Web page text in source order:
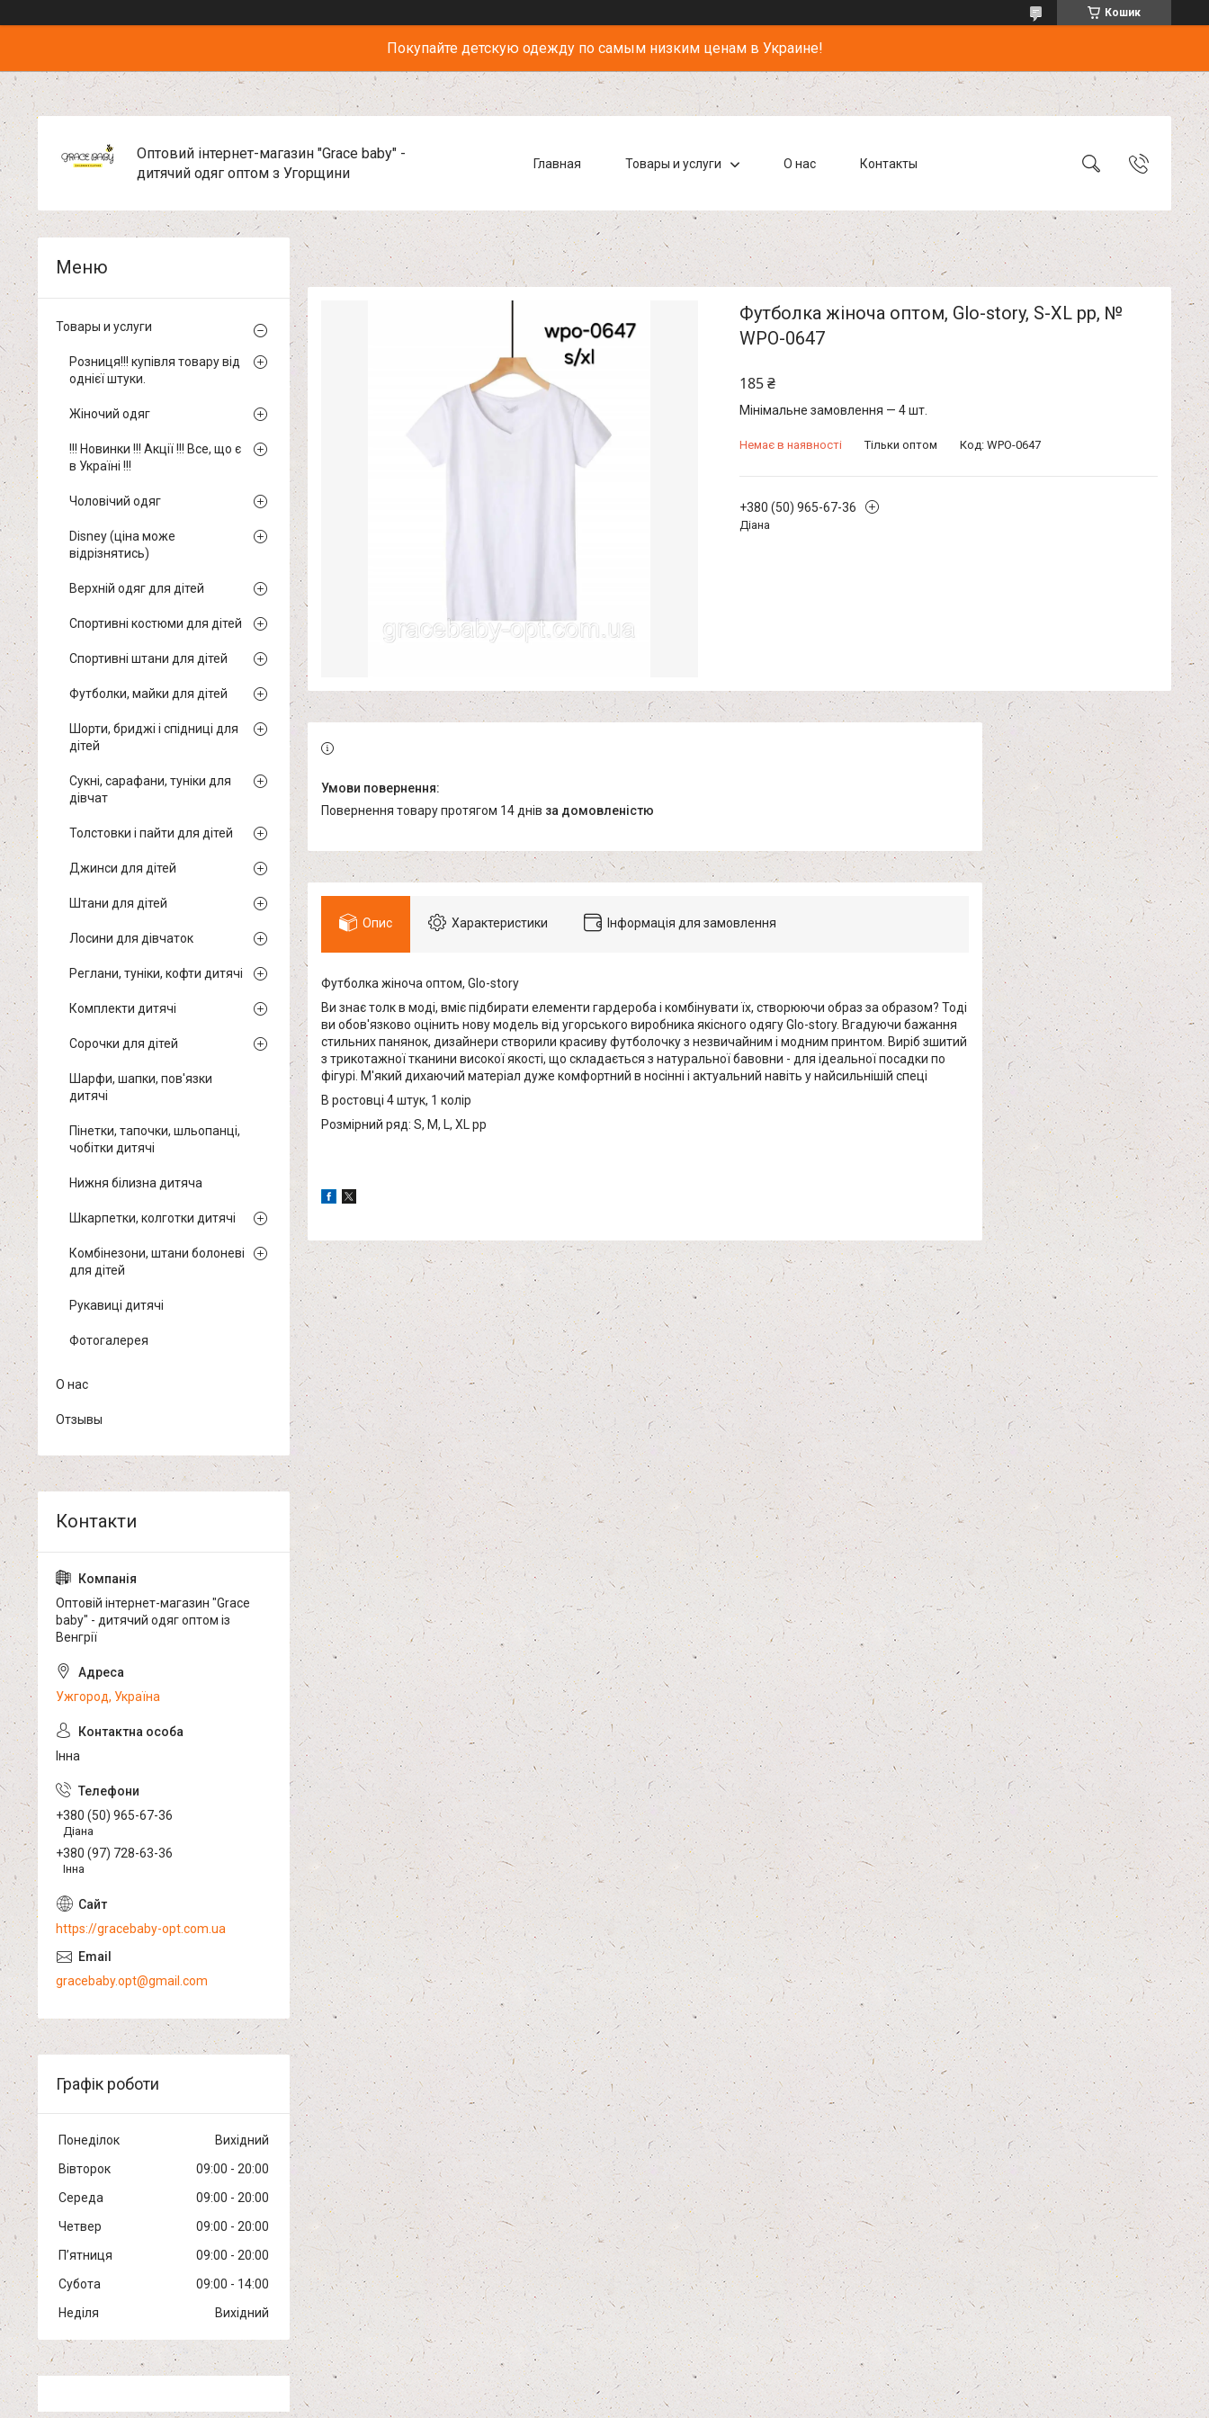
Кошик
Покупайте детскую одежду по самым низким ценам в Украине!
Оптовий інтернет-магазин "Grace baby" -
дитячий одяг оптом з Угорщини
Главная Товары и услуги О нас Контакты
Футболка жіноча оптом, Glo-story, S-XL pp, №
WPO-0647
185 ₴
Мінімальне замовлення — 4 шт.
Немає в наявності Тільки оптом Код: WPO-0647
+380 (50) 965-67-36
Діана
повернення товару протягом 14 днів за домовленістю
Опис Характеристики Інформація для замовлення
Футболка жіноча оптом, Glo-story
Ви знає толк в моді, вміє підбирати елементи гардероба і комбінувати їх, створюючи образ за образом? Тоді
ви обов'язково оцінить нову модель від угорського виробника якісного одягу Glo-story. Вгадуючи бажання
стильних панянок, дизайнери створили красиву футболочку з незвичайним і модним принтом. Виріб зшитий
з трикотажної тканини високої якості, що складається з натуральної бавовни - для ідеальної посадки по
фігурі. М'який дихаючий матеріал дуже комфортний в носінні і актуальний навіть у найсильнішій спеці
В ростовці 4 штук, 1 колір
Розмірний ряд: S, M, L, XL pp
Товары и услуги
Розниця!!! купівля товару від
однієї штуки.
Жіночий одяг
!!! Новинки !!! Акції !!! Все, що є
в Україні !!!
Чоловічий одяг
Disney (ціна може
відрізнятись)
Верхній одяг для дітей
Спортивні костюми для дітей
Спортивні штани для дітей
Футболки, майки для дітей
Шорти, бриджі і спідниці для
дітей
Сукні, сарафани, туніки для
дівчат
Толстовки і пайти для дітей
Джинси для дітей
Штани для дітей
Лосини для дівчаток
Реглани, туніки, кофти дитячі
Комплекти дитячі
Сорочки для дітей
Шарфи, шапки, пов'язки
дитячі
Пінетки, тапочки, шльопанці,
чобітки дитячі
Нижня білизна дитяча
Шкарпетки, колготки дитячі
Комбінезони, штани болоневі
для дітей
Рукавиці дитячі
Фотогалерея
О нас
Отзывы
Оптовій інтернет-магазин "Grace
baby" - дитячий одяг оптом із
Венгрії
Ужгород, Україна
Інна
+380 (50) 965-67-36
Діана
+380 (97) 728-63-36
Інна
https://gracebaby-opt.com.ua
gracebaby.opt@gmail.com
Графік роботи
Понеділок
Вихідний
Вівторок
09:00
20:00
Середа
09:00
20:00
Четвер
09:00
20:00
Пʼятниця
09:00
20:00
Субота
09:00
14:00
Неділя
Вихідний